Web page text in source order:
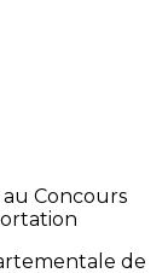
Concours
de